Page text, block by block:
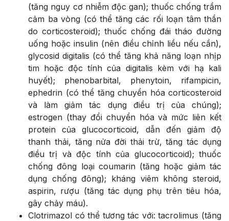
(tăng nguy cơ nhiễm độc gan); thuốc chống trầm
cảm ba vòng (có thể tăng các rối loạn tâm thần
do corticosteroid); thuốc chống đái tháo đường
uống hoặc insulin (nên điều chỉnh liều nếu cần),
glycosid digitalis (có thể tăng khả năng loạn nhịp
tim hoặc độc tính của digitalis kèm với hạ kali
huyết); phenobarbital, phenytoin, rifampicin,
ephedrin (có thể tăng chuyển hóa corticosteroid
và làm giảm tác dụng điều trị của chúng);
estrogen (thay đổi chuyển hóa và mức liên kết
protein của glucocorticoid, dẫn đến giảm độ
thanh thải, tăng nửa đời thải trừ, tăng tác dụng
điều trị và độc tính của glucocorticoid); thuốc
chống đông loại coumarin (tăng hoặc giảm tác
dụng chống đông); kháng viêm không steroid,
aspirin, rượu (tăng tác dụng phụ trên tiêu hóa,
gây chảy máu).
Clotrimazol có thể tương tác với: tacrolimus (tăng